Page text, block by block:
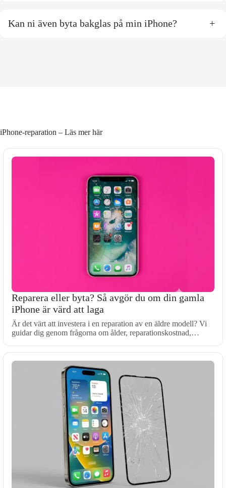
Kan ni även byta bakglas på min iPhone? +
iPhone-reparation – Läs mer här
Reparera eller byta? Så avgör du om din gamla
iPhone är värd att laga
Är det värt att investera i en reparation av en äldre modell? Vi
guidar dig genom frågorna om ålder, reparationskostnad,…